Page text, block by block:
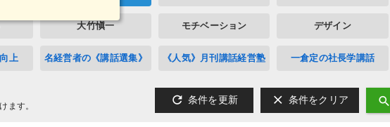
大竹愼一 モチベーション デザイン
上 名経営者の《講話選集》 《人気》月刊講話経営塾 一倉定の社長学講話
ます。 refresh 条件を更新 clear 条件をクリア search